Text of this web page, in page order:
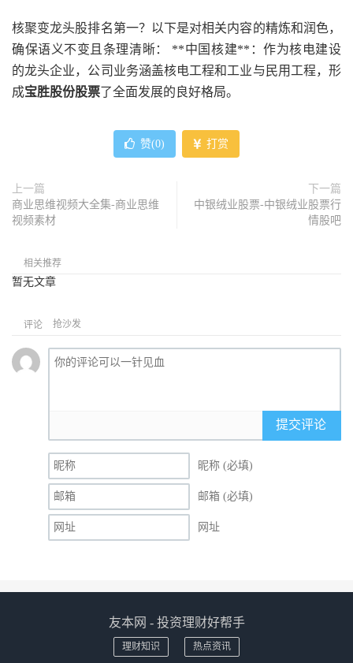
核聚变龙头股排名第一？以下是对相关内容的精炼和润色，
确保语义不变且条理清晰： **中国核建**：作为核电建设
的龙头企业，公司业务涵盖核电工程和工业与民用工程，形
成宝胜股份股票了全面发展的良好格局。
赞(0) 打赏
上一篇
商业思维视频大全集-商业思维
视频素材
下一篇
中银绒业股票-中银绒业股票行
情股吧
相关推荐
暂无文章
评论 抢沙发
提交评论
昵称 (必填)
邮箱 (必填)
网址
友本网 - 投资理财好帮手
理财知识 热点资讯